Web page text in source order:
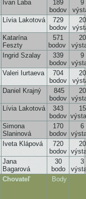
Ivan Laba
189
bodov
9
Lívia Lakotová
729
bodov
20
Katarína
Feszty
571
bodov
20
Ingrid Szalay
339
bodov
9
Valeri Iurtaeva
704
bodov
20
Daniel Krajný
845
bodov
20
Lívia Lakotová
343
bodov
15
Simona
Slaninová
170
bodov
6
Iveta Klápová
720
bodov
20
Jana
Bagarová
30
bodo
3
Chovateľ Body